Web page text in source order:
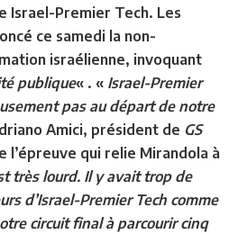
Israel-Premier Tech. Les
ce samedi la non-
israélienne, invoquant
publique« . « Israel-Premier
pas au départ de notre
Amici, président de GS
l’épreuve qui relie Mirandola à
très lourd. Il y avait trop de
d’Israel-Premier Tech comme
circuit final à parcourir cinq